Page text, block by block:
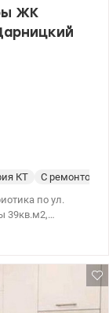
ЖК
КТ
С ремонтом
по ул.
39кв.м2,
лифт, а